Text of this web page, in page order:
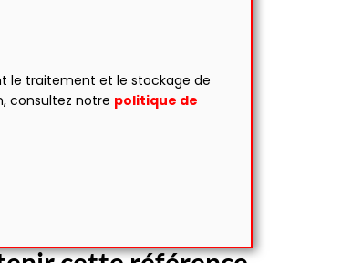
le traitement et le stockage de
consultez notre politique de